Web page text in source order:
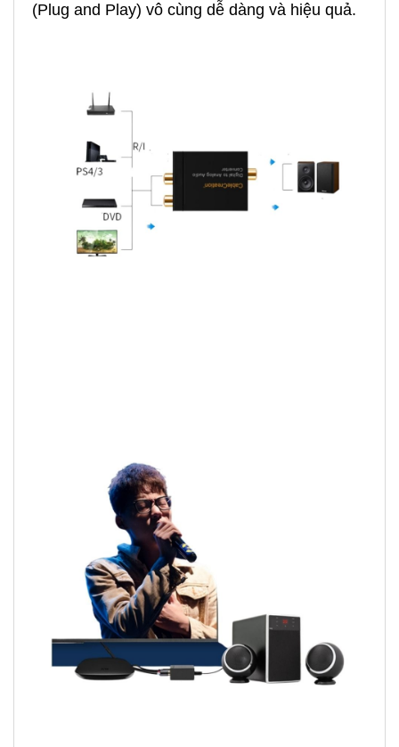
(Plug and Play) vô cùng dễ dàng và hiệu quả.